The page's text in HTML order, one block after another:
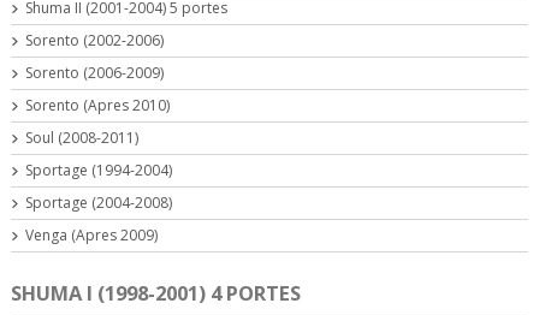
SHUMA I (1998-2001) 4 PORTES
Shuma II (2001-2004) 5 portes
Sorento (2002-2006)
Sorento (2006-2009)
Sorento (Apres 2010)
Soul (2008-2011)
Sportage (1994-2004)
Sportage (2004-2008)
Venga (Apres 2009)